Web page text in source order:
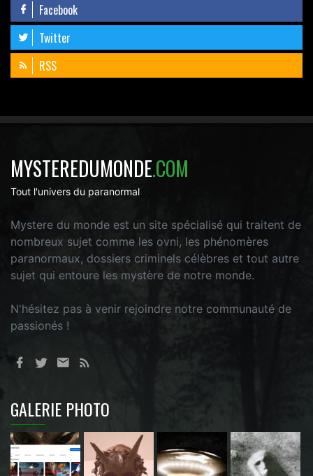
Facebook
Twitter
RSS
MYSTEREDUMONDE.COM
Tout l'univers du paranormal
Mystere du monde est un site spécialisé qui traitent de
nombreux sujet comme les ovni, les phénomères
paranormaux, dossiers criminels célèbres et tout autre
sujet qui entoure les mystère de notre monde.
N'hésitez pas à venir rejoindre notre communauté de
passionés !
GALERIE PHOTO